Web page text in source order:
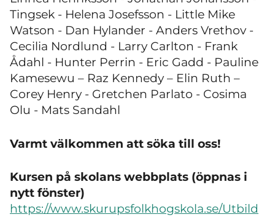
Tingsek - Helena Josefsson - Little Mike
Watson - Dan Hylander - Anders Vrethov -
Cecilia Nordlund - Larry Carlton - Frank
Ådahl - Hunter Perrin - Eric Gadd - Pauline
Kamesewu – Raz Kennedy – Elin Ruth –
Corey Henry - Gretchen Parlato - Cosima
Olu - Mats Sandahl
Varmt välkommen att söka till oss!
Kursen på skolans webbplats (öppnas i
nytt fönster)
https://www.skurupsfolkhogskola.se/Utbild